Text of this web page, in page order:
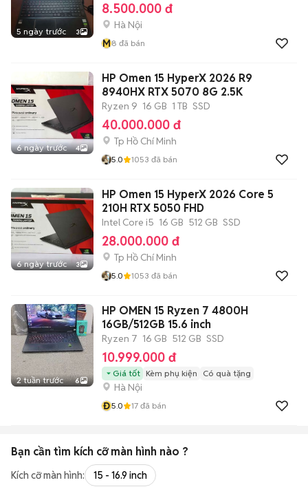
5 ngày trước 3
8.500.000 đ
Hà Nội
M8 đã bán
6 ngày trước 4
HP Omen 15 HyperX 2026 R9
8940HX RTX 5070 8G 2.5K
Ryzen 9 16 GB 1 TB SSD
40.000.000 đ
Tp Hồ Chí Minh
5.0 1053 đã bán
6 ngày trước 3
HP Omen 15 HyperX 2026 Core 5
210H RTX 5050 FHD
Intel Core i5 16 GB 512 GB SSD
28.000.000 đ
Tp Hồ Chí Minh
5.0 1053 đã bán
2 tuần trước 6
HP OMEN 15 Ryzen 7 4800H
16GB/512GB 15.6 inch
Ryzen 7 16 GB 512 GB SSD
10.999.000 đ
Giá tốt Kèm phụ kiện Có quà tặng
Hà Nội
Đ5.0 17 đã bán
Bạn cần tìm kích cỡ màn hình nào ?
Kích cỡ màn hình: 15 - 16.9 inch